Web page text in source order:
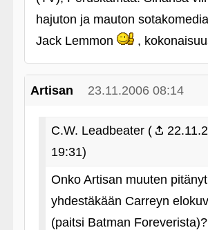
hajuton ja mauton
Jack Lemmon
,
Artisan 23.11.2006 08:14
C.W. Leadbeater (
19:31)
Onko Artisan muuten pitänyt
yhdestäkään Carreyn
(paitsi Batman Foreverista)?